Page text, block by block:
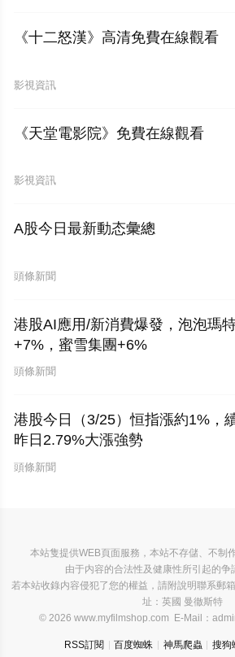
《十二怒漢》高清免費在線觀看
影視資訊
《天堂電影院》免費在線觀看
影視資訊
A股今日最新動态彙總
頭條新聞
港股AI應用/新消費爆發，泡泡瑪
+7%，蜜雪集團+6%
頭條新聞
港股今日（3/25）恒指漲約1%，
昨日2.79%大漲強勢
頭條新聞
本站隻提供WEB頁面服務，本站不存儲、不制
由于内容的合法性及健康性所引起的争
若本站收錄内容侵犯了您的權益，請附說明聯系郵
址：英國 曼徹斯特
© 2026 www.myfilmshop.com E-Mail：
RSS訂閱 百度蜘蛛 神馬爬蟲 搜狗